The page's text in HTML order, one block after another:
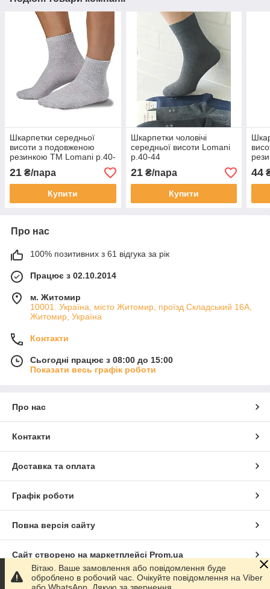
Шкарпетки середньої
висоти з подовженою
резинкою ТМ Lomani р.40-
44
21 ₴/пара
Купити
Шкарпетки чоловічі
середньої висоти Lomani
р.40-44
21₴/пара
Купити
44
44
Про нас
100% позитивних з 61 відгука за рік
Працює з 02.10.2014
м. Житомир
10001. Україна, місто Житомир, проїзд Складський 16А,
Житомир, Україна
Контакти
Сьогодні працює з 08:00 до 15:00
Показати весь графік роботи
Про нас
Контакти
Доставка та оплата
Графік роботи
Повна версія сайту
Сайт створено на маркетплейсі Prom.ua
Політика конфіденційності
Вітаю. Ваше замовлення або повідомлення буде
оброблено в робочий час. Очікуйте повідомлення на Viber